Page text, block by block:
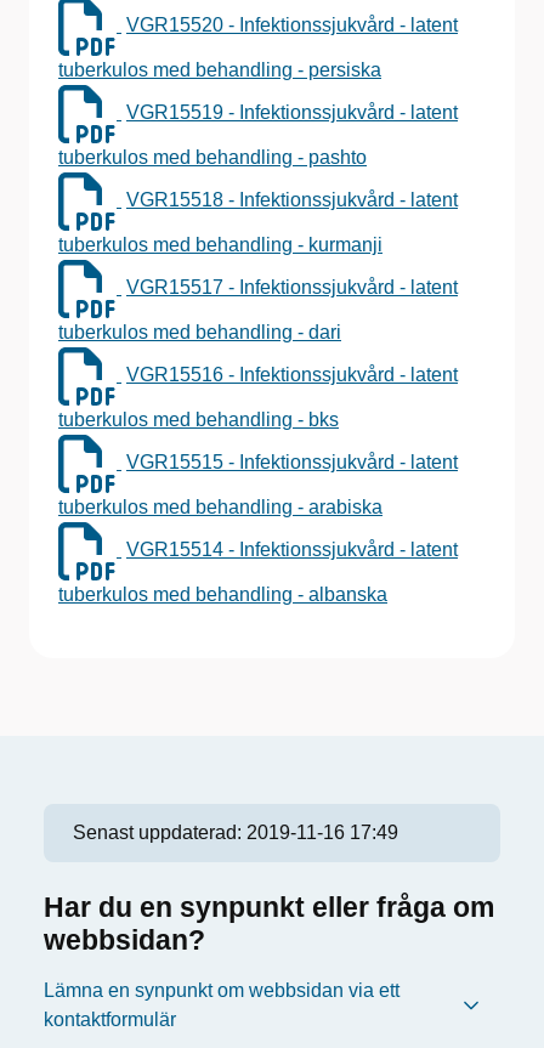
VGR15520 - Infektionssjukvård - latent
tuberkulos med behandling - persiska
VGR15519 - Infektionssjukvård - latent
tuberkulos med behandling - pashto
VGR15518 - Infektionssjukvård - latent
tuberkulos med behandling - kurmanji
VGR15517 - Infektionssjukvård - latent
tuberkulos med behandling - dari
VGR15516 - Infektionssjukvård - latent
tuberkulos med behandling - bks
VGR15515 - Infektionssjukvård - latent
tuberkulos med behandling - arabiska
VGR15514 - Infektionssjukvård - latent
tuberkulos med behandling - albanska
Senast uppdaterad: 2019-11-16 17:49
Har du en synpunkt eller fråga om
webbsidan?
Lämna en synpunkt om webbsidan via ett
kontaktformulär